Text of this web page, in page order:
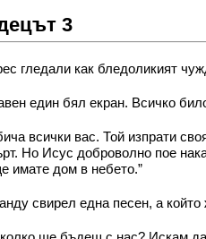
3
гледали как бледоликият
един бял екран. Всичко
всички вас. Той изпрати
Но Исус доброволно пое
имате дом в небето.”
свирел една песен, а който